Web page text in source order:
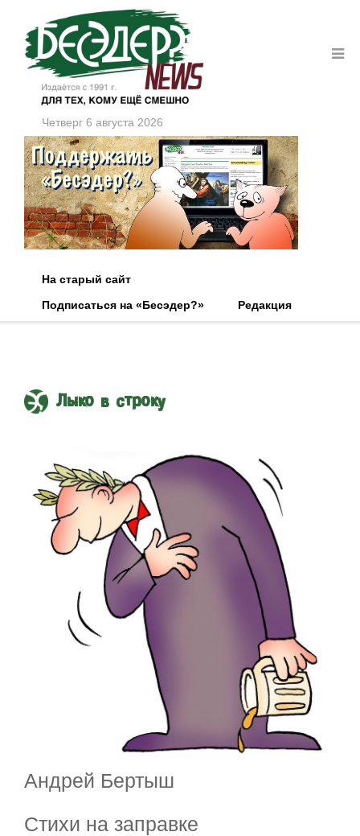
Четверг 6 августа 2026
На старый сайт
Подписаться на «Бесэдер?»
Редакция
Лыко в строку
Андрей Бертыш
Стихи на заправке